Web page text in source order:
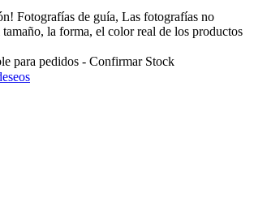
Fotografías de guía, Las fotografías no
tamaño, la forma, el color real de los productos
para pedidos - Confirmar Stock